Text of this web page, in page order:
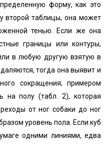
форму, как это
второй таблицы, она может
тенью. Если же она
границы или контуры,
в любую другую взятую в
тогда она выявит и
сокращения; примером
на полу (табл. 2), которая
от ног собаки до ног
уровень пола. Если куб
одними линиями, едва